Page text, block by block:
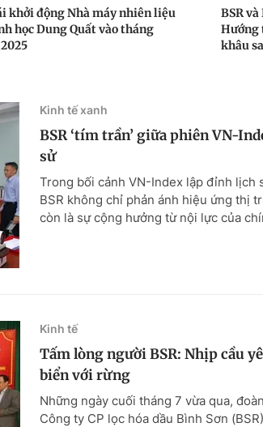
khởi động Nhà máy nhiên liệu
học Dung Quất vào tháng
BSR
Hướng
khâu
Kinh tế xanh
BSR ‘tím trần’ giữa phiên VN-
sử
Trong bối cảnh VN-Index lập đỉnh lịch
BSR không chỉ phản ánh hiệu ứng thị
còn là sự cộng hưởng từ nội lực của
Kinh tế
Tấm lòng người BSR: Nhịp cầu
biển với rừng
Những ngày cuối tháng 7 vừa qua,
Công ty CP lọc hóa dầu Bình Sơn